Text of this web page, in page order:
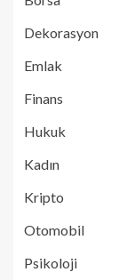
Dekorasyon
Emlak
Finans
Hukuk
Kadın
Kripto
Otomobil
Psikoloji